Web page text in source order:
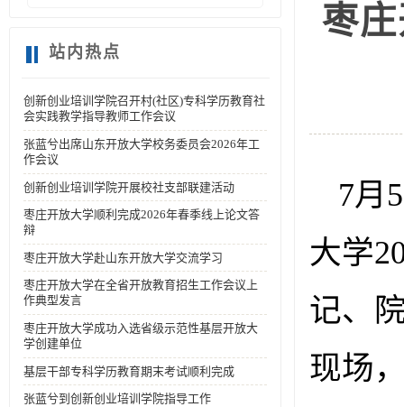
站内热点
创新创业培训学院召开村(社区)专科学历教育社
会实践教学指导教师工作会议
张蓝兮出席山东开放大学校务委员会2026年工
作会议
创新创业培训学院开展校社支部联建活动
枣庄开放大学顺利完成2026年春季线上论文答
辩
枣庄开放大学赴山东开放大学交流学习
枣庄开放大学在全省开放教育招生工作会议上
作典型发言
枣庄开放大学成功入选省级示范性基层开放大
学创建单位
基层干部专科学历教育期末考试顺利完成
张蓝兮到创新创业培训学院指导工作
枣
7月
大学
记、
现场